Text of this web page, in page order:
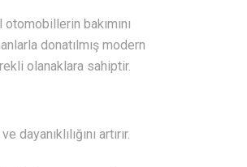
bakımını
donatılmış modern
olanaklara sahiptir.
artırır.